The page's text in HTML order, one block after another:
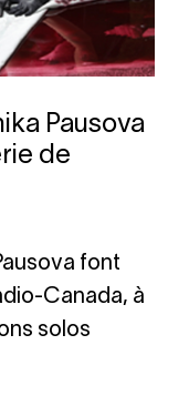
Pausova
de
font
Canada, à
solos